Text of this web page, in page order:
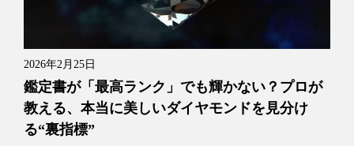
2026年2月25日
鑑定書が「最高ランク」でも輝かない？プロが
教える、本当に美しいダイヤモンドを見分け
る“裏指標”